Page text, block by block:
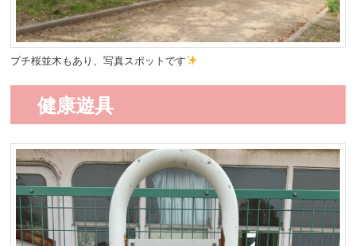
プチ桜並木もあり、写真スポットです
健康遊具